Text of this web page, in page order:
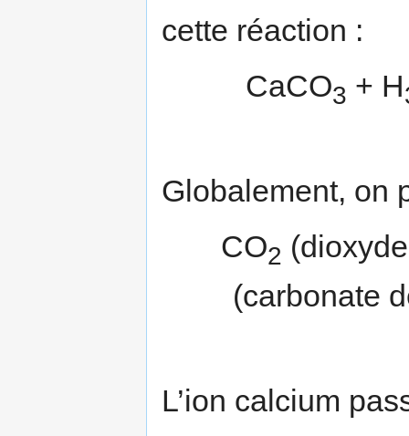
cette réaction :
CaCO3 + H
Globalement, on
CO2
(carbonate
L’ion calcium